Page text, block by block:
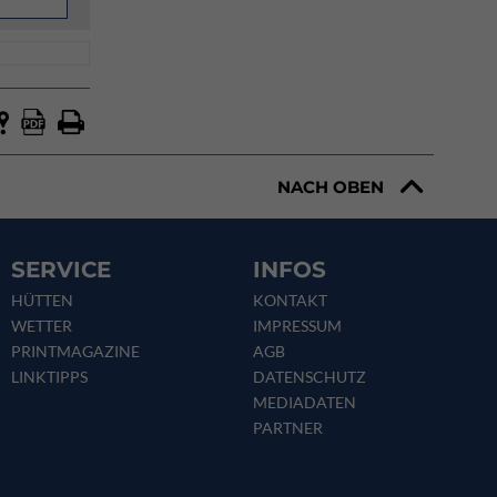
NACH OBEN
SERVICE
HÜTTEN
WETTER
PRINTMAGAZINE
LINKTIPPS
INFOS
KONTAKT
IMPRESSUM
AGB
DATENSCHUTZ
MEDIADATEN
PARTNER